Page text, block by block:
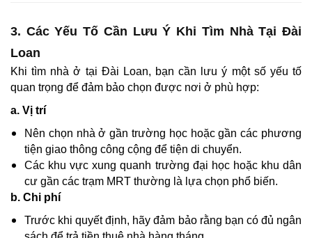
3. Các Yếu Tố Cần Lưu Ý Khi Tìm Nhà Tại Đài
Loan
Khi tìm nhà ở tại Đài Loan, bạn cần lưu ý một số yếu tố
quan trọng để đảm bảo chọn được nơi ở phù hợp:
a. Vị trí
Nên chọn nhà ở gần trường học hoặc gần các phương
tiện giao thông công cộng để tiện di chuyển.
Các khu vực xung quanh trường đại học hoặc khu dân
cư gần các trạm MRT thường là lựa chọn phổ biến.
b. Chi phí
Trước khi quyết định, hãy đảm bảo rằng bạn có đủ ngân